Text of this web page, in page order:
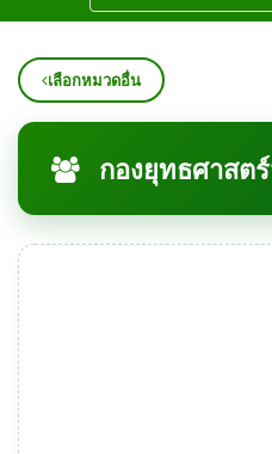
เลือกหมวดอื่น
กองยุทธศาสต